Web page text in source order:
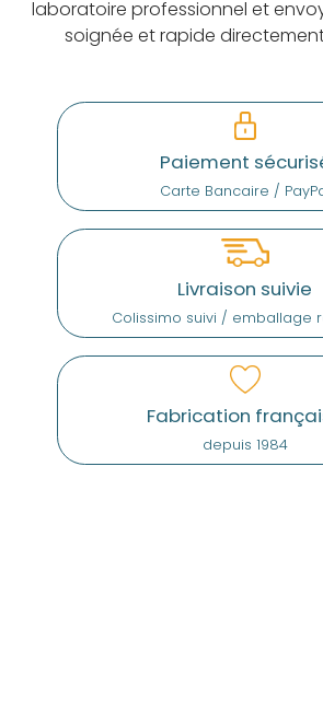
laboratoire professionnel et
soignée et rapide
Paiement
Carte Bancaire /
Livraison suivie
Colissimo suivi / emballage
Fabrication
depuis 1984